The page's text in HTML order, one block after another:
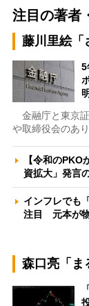
注目の著者
藤川里絵「
5
金融庁と東京
や取締役会のあ
【令和の
資拡大」発言
インフレでも
注目 元本が
森口亮「ま